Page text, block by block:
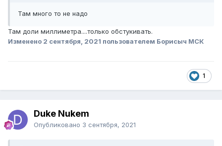
Там много то не надо
Там доли миллиметра....только обстукивать.
Изменено 2 сентября, 2021 пользователем Борисыч МСК
1
Duke Nukem
Опубликовано 3 сентября, 2021